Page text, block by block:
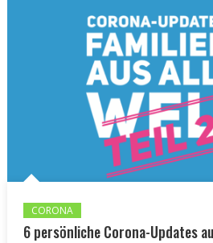
CORONA
6 persönliche Corona-Updates